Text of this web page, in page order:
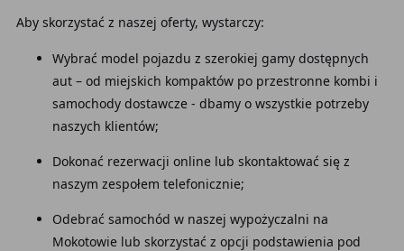
Aby skorzystać z naszej oferty, wystarczy:
Wybrać model pojazdu z szerokiej gamy dostępnych
aut – od miejskich kompaktów po przestronne kombi i
samochody dostawcze - dbamy o wszystkie potrzeby
naszych klientów;
Dokonać rezerwacji online lub skontaktować się z
naszym zespołem telefonicznie;
Odebrać samochód w naszej wypożyczalni na
Mokotowie lub skorzystać z opcji podstawienia pod